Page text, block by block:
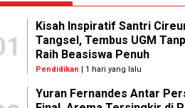
Kisah Inspiratif Santri
Tangsel, Tembus UGM
Raih Beasiswa Penuh
Pendidikan | 1 hari yang lalu
Yuran Fernandes Antar